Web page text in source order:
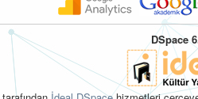
DSpace